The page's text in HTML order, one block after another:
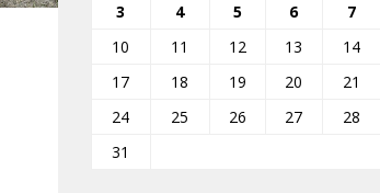
3
4 5 6 7
10
11 12 13 14
17
18 19 20 21
24
25 26 27 28
31